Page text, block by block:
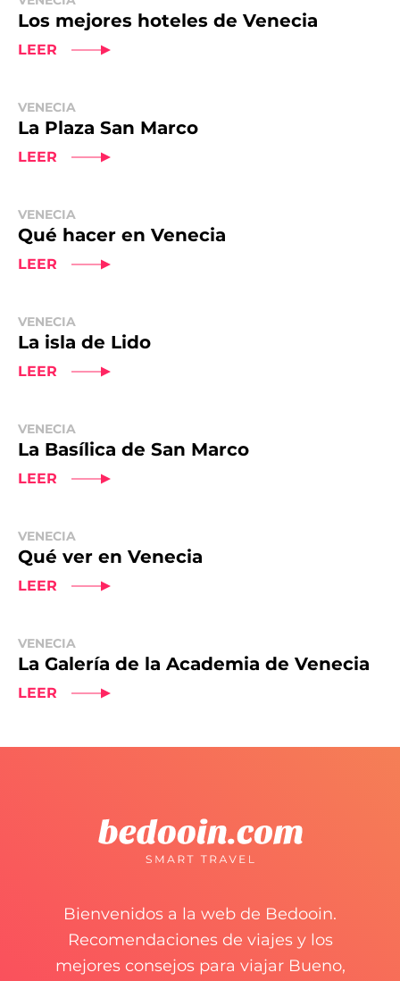
Los mejores hoteles de Venecia
LEER
VENECIA
La Plaza San Marco
LEER
VENECIA
Qué hacer en Venecia
LEER
VENECIA
La isla de Lido
LEER
VENECIA
La Basílica de San Marco
LEER
VENECIA
Qué ver en Venecia
LEER
VENECIA
La Galería de la Academia de Venecia
LEER
Bienvenidos a la web de Bedooin.
Recomendaciones de viajes y los
mejores consejos para viajar Bueno,